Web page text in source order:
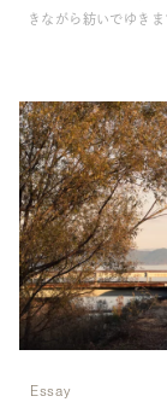
きながら紡いでゆきま
Essay